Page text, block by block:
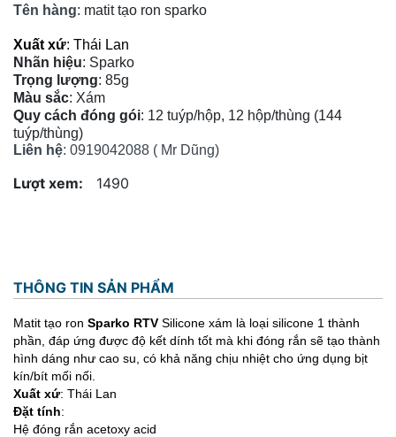
Tên hàng: matit tạo ron sparko
Xuất xứ: Thái Lan
Nhãn hiệu: Sparko
Trọng lượng: 85g
Màu sắc: Xám
Quy cách đóng gói: 12 tuýp/hộp, 12 hộp/thùng (144
tuýp/thùng)
Liên hệ: 0919042088 ( Mr Dũng)
Lượt xem: 1490
THÔNG TIN SẢN PHẨM
Matit tạo ron Sparko RTV Silicone xám là loại silicone 1 thành
phần, đáp ứng được độ kết dính tốt mà khi đóng rắn sẽ tạo thành
hình dáng như cao su, có khả năng chịu nhiệt cho ứng dụng bịt
kín/bít mối nối.
Xuất xứ: Thái Lan
Đặt tính:
Hệ đóng rắn acetoxy acid